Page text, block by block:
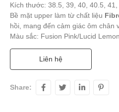
Kích thước: 38.5, 39, 40, 40.5,
Bề mặt upper làm từ chất liệu
hồi, mang đến cảm giác ôm chân
Màu sắc: Fusion Pink/Lucid
Liên hệ
Share: